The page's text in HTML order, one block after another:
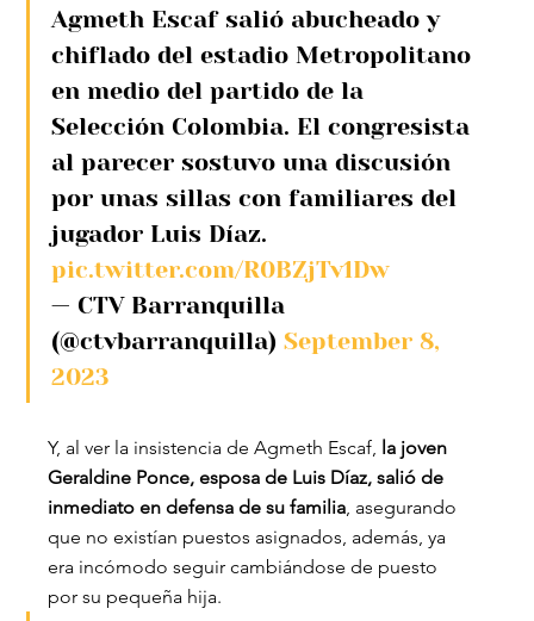
Agmeth Escaf salió abucheado y
chiflado del estadio Metropolitano
en medio del partido de la
Selección Colombia. El congresista
al parecer sostuvo una discusión
por unas sillas con familiares del
jugador Luis Díaz.
pic.twitter.com/R0BZjTv1Dw
— CTV Barranquilla
(@ctvbarranquilla) September 8,
2023
Y, al ver la insistencia de Agmeth Escaf, la joven
Geraldine Ponce, esposa de Luis Díaz, salió de
inmediato en defensa de su familia, asegurando
que no existían puestos asignados, además, ya
era incómodo seguir cambiándose de puesto
por su pequeña hija.